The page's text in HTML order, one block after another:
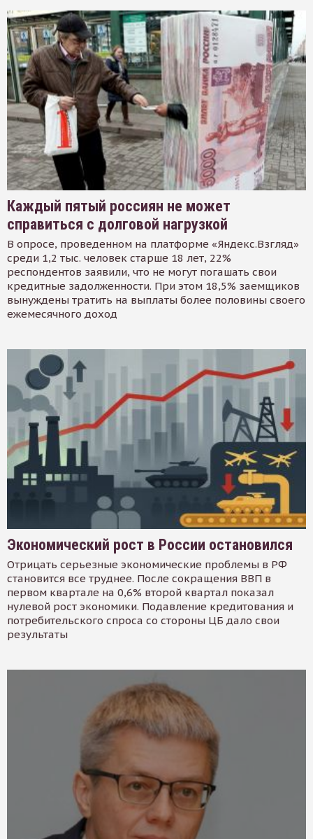
Каждый пятый россиян не может
справиться с долговой нагрузкой
В опросе, проведенном на платформе «Яндекс.Взгляд»
среди 1,2 тыс. человек старше 18 лет, 22%
респондентов заявили, что не могут погашать свои
кредитные задолженности. При этом 18,5% заемщиков
вынуждены тратить на выплаты более половины своего
ежемесячного доход
Экономический рост в России остановился
Отрицать серьезные экономические проблемы в РФ
становится все труднее. После сокращения ВВП в
первом квартале на 0,6% второй квартал показал
нулевой рост экономики. Подавление кредитования и
потребительского спроса со стороны ЦБ дало свои
результаты